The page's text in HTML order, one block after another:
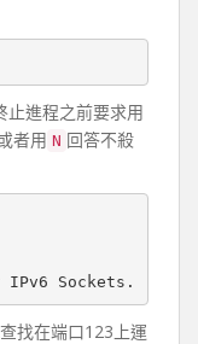
止進程之前要求用
者用 N 回答不殺
找在端口123上運